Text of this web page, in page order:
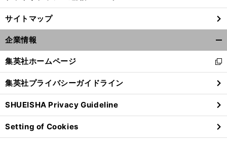
サイトマップ
企業情報
閉
る
集英社ホームページ
新
し
い
ウ
ィ
ン
ド
ウ
集英社プライバシーガイドライン
SHUEISHA Privacy Guideline
Setting of Cookies